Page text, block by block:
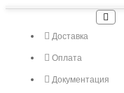
Доставка
Оплата
Документация